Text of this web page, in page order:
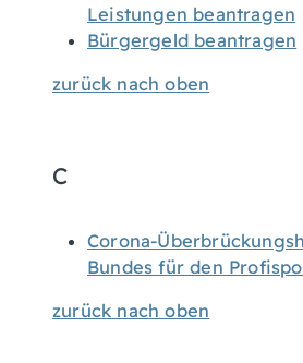
Leistungen beantragen
Bürgergeld beantragen
zurück nach oben
C
Corona-
Bundes für den
zurück nach oben